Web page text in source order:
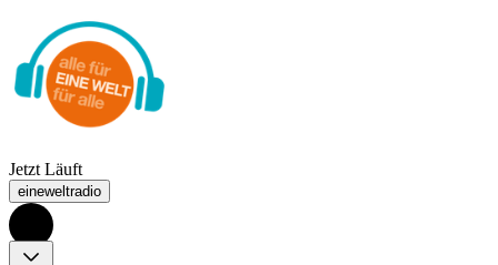
Jetzt Läuft
eineweltradio